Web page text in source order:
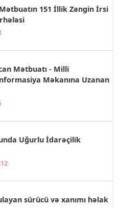
151 İllik Zəngin İrsi
Mətbuatı - Milli
Məkanına Uzanan
Uğurlu İdarəçilik
sürücü və xanımı həlak